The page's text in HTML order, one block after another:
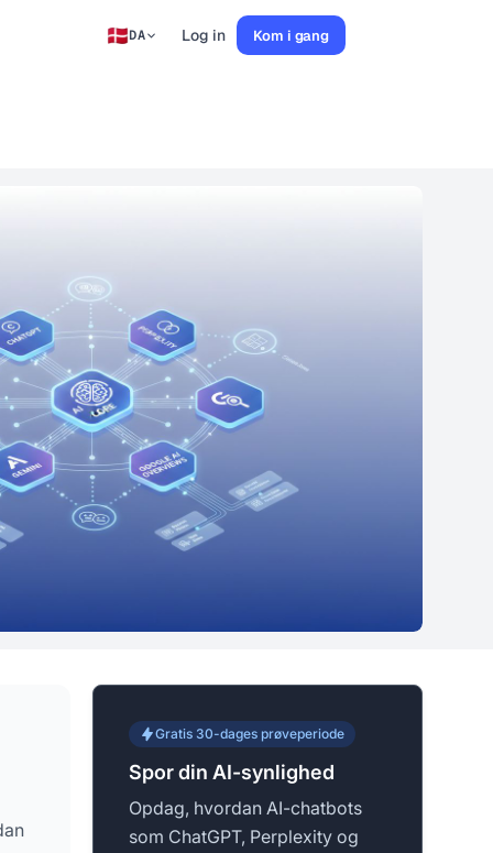
DA Log in Kom i gang
Gratis 30-dages prøveperiode
Spor din AI-synlighed
Opdag, hvordan AI-chatbots
som ChatGPT, Perplexity og